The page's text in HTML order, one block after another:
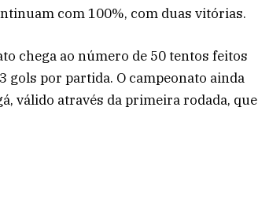
com 100%, com duas vitórias.
chega ao número de 50 tentos feitos
gols por partida. O campeonato ainda
válido através da primeira rodada, que